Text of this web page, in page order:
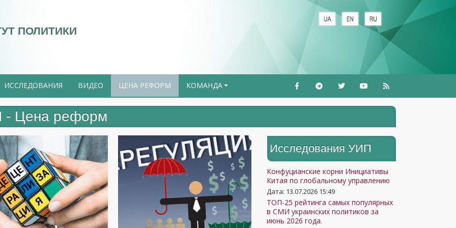
ПОЛИТИКИ
ИССЛЕДОВАНИЯ ВИДЕО ЦЕНА РЕФОРМ +
КОМАНДА
- Цена реформ
Исследования УИП
Конфуцианские корни Инициативы
Китая по глобальному управлению
Дата: 13.07.2026 15:49
ТОП-25 рейтинга самых популярных
в СМИ украинских политиков за
июнь 2026 года.